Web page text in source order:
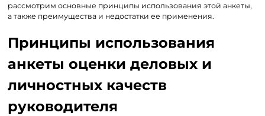
рассмотрим основные принципы использования этой анкеты,
а также преимущества и недостатки ее применения.
Принципы использования
анкеты оценки деловых и
личностных качеств
руководителя